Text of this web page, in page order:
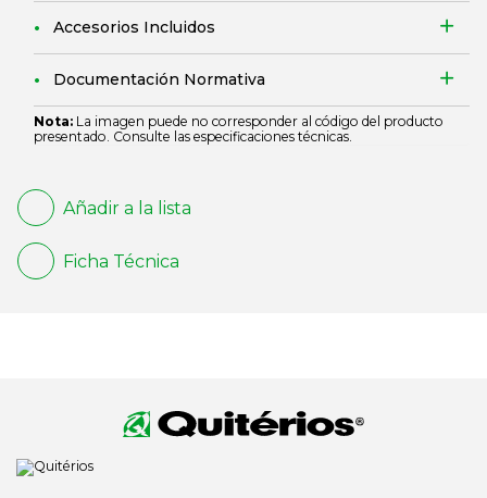
Accesorios Incluidos
Documentación Normativa
Nota: La imagen puede no corresponder al código del producto
presentado. Consulte las especificaciones técnicas.
Añadir a la lista
Ficha Técnica